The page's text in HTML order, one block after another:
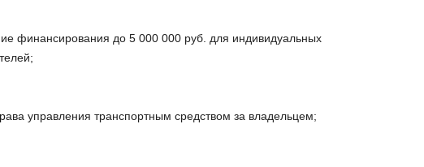
финансирования до 5 000 000 руб. для индивидуальных
управления транспортным средством за владельцем;